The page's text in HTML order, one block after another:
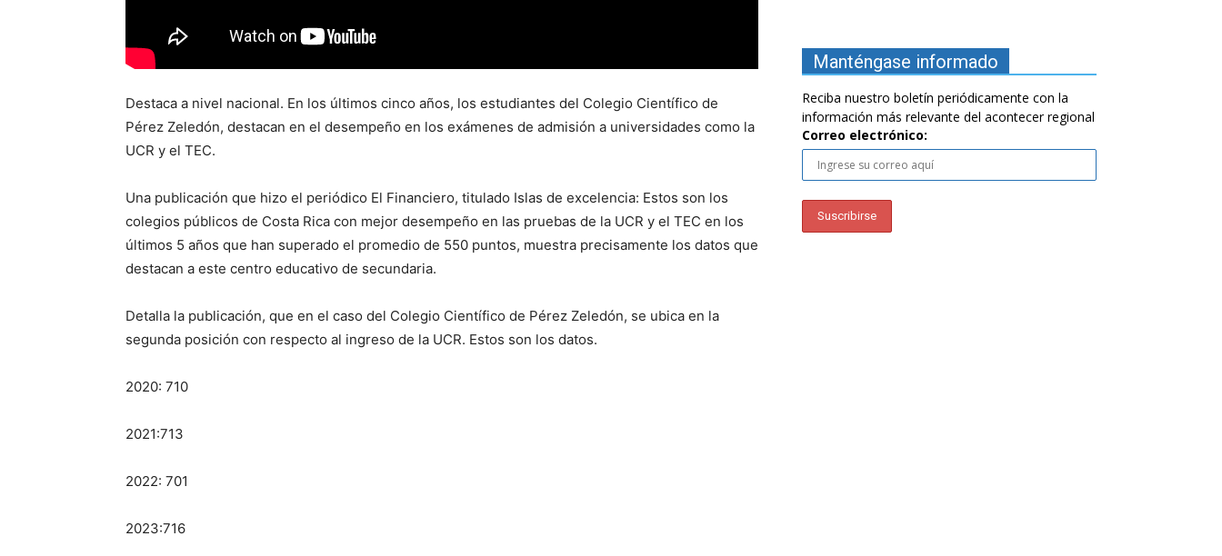
Destaca a nivel nacional. En los últimos cinco años, los estudiantes del Colegio Científico de
Pérez Zeledón, destacan en el desempeño en los exámenes de admisión a universidades como la
UCR y el TEC.
Una publicación que hizo el periódico El Financiero, titulado Islas de excelencia: Estos son los
colegios públicos de Costa Rica con mejor desempeño en las pruebas de la UCR y el TEC en los
últimos 5 años que han superado el promedio de 550 puntos, muestra precisamente los datos que
destacan a este centro educativo de secundaria.
Detalla la publicación, que en el caso del Colegio Científico de Pérez Zeledón, se ubica en la
segunda posición con respecto al ingreso de la UCR. Estos son los datos.
2020: 710
2021:713
2022: 701
2023:716
Manténgase informado
Reciba nuestro boletín periódicamente con la
información más relevante del acontecer regional
Correo electrónico: